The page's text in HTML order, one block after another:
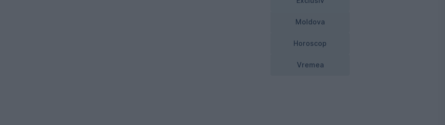
Moldova
Horoscop
Vremea